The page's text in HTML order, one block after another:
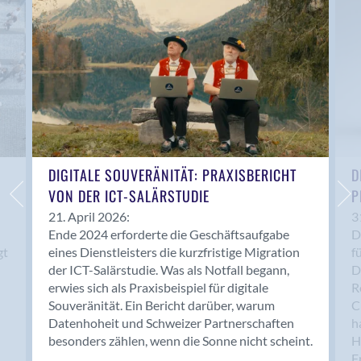
Anwil
Appenzell
Au SG
Baar
Baden
Balsthal
Balzers
Basel
Bassersdorf
Belp
Bendern
Benken (SG)
Bergdietikon
Berlin
Bern
Bern - Liebefeld
DIGITALE SOUVERÄNITÄT: PRAXISBERICHT
VON DER ICT-SALÄRSTUDIE
21. April 2026:
Ende 2024 erforderte die Geschäftsaufgabe
eines Dienstleisters die kurzfristige Migration
der ICT-Salärstudie. Was als Notfall begann,
erwies sich als Praxisbeispiel für digitale
Souveränität. Ein Bericht darüber, warum
Datenhoheit und Schweizer Partnerschaften
besonders zählen, wenn die Sonne nicht scheint.